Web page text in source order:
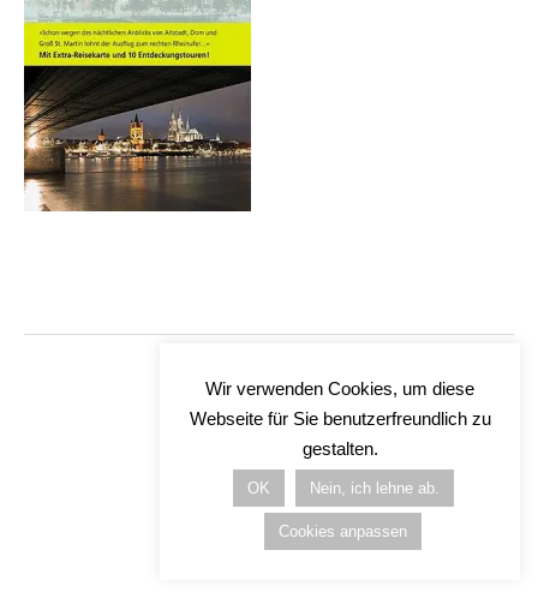
Wir verwenden Cookies, um diese
Webseite für Sie benutzerfreundlich zu
gestalten.
OK Nein, ich lehne ab.
Cookies anpassen